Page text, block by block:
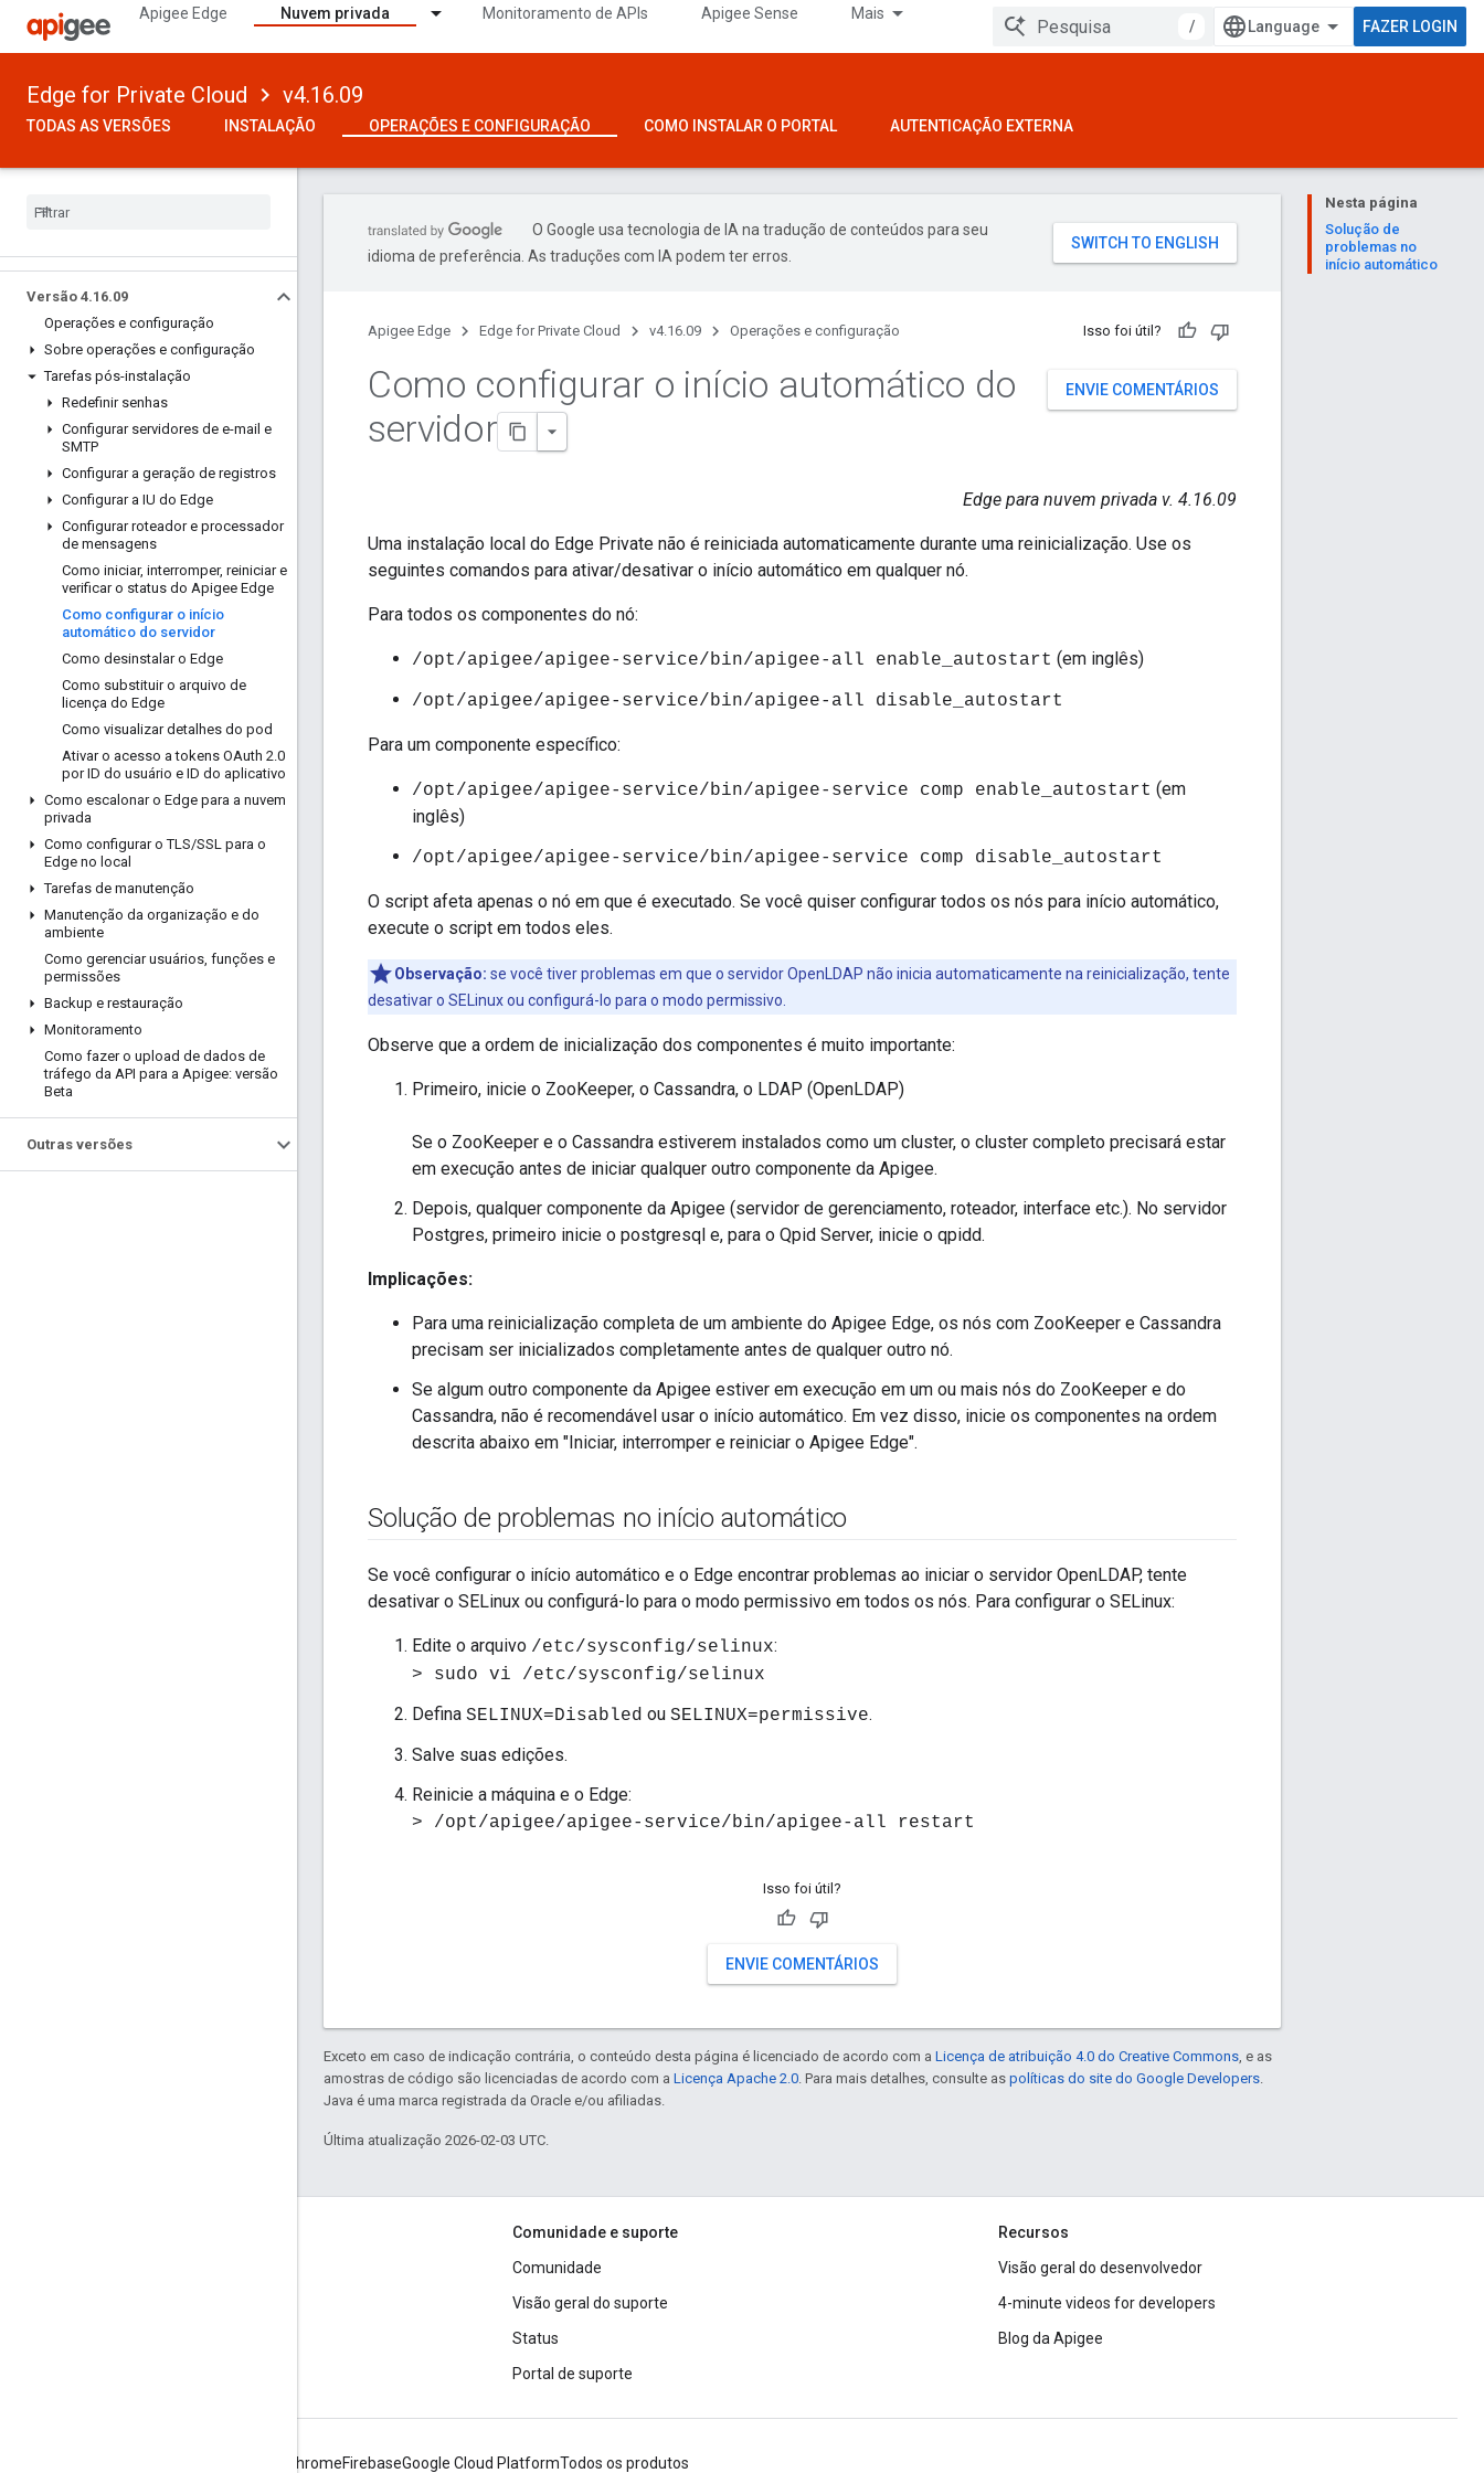
Apigee Edge Nuvem privada Monitoramento de APIs Apigee Sense Mais
/ FAZER LOGIN
Edge for Private Cloud v4.16.09
TODAS AS VERSÕES INSTALAÇÃO OPERAÇÕES E CONFIGURAÇÃO COMO INSTALAR O PORTAL AUTENTICAÇÃO EXTERNA
Versão 4.16.09
Operações e configuração
Sobre operações e configuração
Tarefas pós-instalação
Redefinir senhas
Configurar servidores de e-mail e
SMTP
Configurar a geração de registros
Configurar a IU do Edge
Configurar roteador e processador
de mensagens
Como iniciar, interromper, reiniciar e
verificar o status do Apigee Edge
Como configurar o início
automático do servidor
Como desinstalar o Edge
Como substituir o arquivo de
licença do Edge
Como visualizar detalhes do pod
Ativar o acesso a tokens OAuth 2.0
por ID do usuário e ID do aplicativo
Como escalonar o Edge para a nuvem
privada
Como configurar o TLS/SSL para o
Edge no local
Tarefas de manutenção
Manutenção da organização e do
ambiente
Como gerenciar usuários, funções e
permissões
Backup e restauração
Monitoramento
Como fazer o upload de dados de
tráfego da API para a Apigee: versão
Beta
Outras versões
Nesta página
Solução de
problemas no
início automático
O Google usa tecnologia de IA na tradução de conteúdos para seu
idioma de preferência. As traduções com IA podem ter erros.
Apigee Edge Edge for Private Cloud v4.16.09 Operações e configuração Isso foi útil?
ENVIE COMENTÁRIOS
Como configurar o início automático do
servidor
Edge para nuvem privada v. 4.16.09
Uma instalação local do Edge Private não é reiniciada automaticamente durante uma reinicialização. Use os
seguintes comandos para ativar/desativar o início automático em qualquer nó.
Para todos os componentes do nó:
/opt/apigee/apigee-service/bin/apigee-all enable_autostart (em inglês)
/opt/apigee/apigee-service/bin/apigee-all disable_autostart
Para um componente específico:
/opt/apigee/apigee-service/bin/apigee-service comp enable_autostart (em
inglês)
/opt/apigee/apigee-service/bin/apigee-service comp disable_autostart
O script afeta apenas o nó em que é executado. Se você quiser configurar todos os nós para início automático,
execute o script em todos eles.
Observação: se você tiver problemas em que o servidor OpenLDAP não inicia automaticamente na reinicialização, tente
desativar o SELinux ou configurá-lo para o modo permissivo.
Observe que a ordem de inicialização dos componentes é muito importante:
Primeiro, inicie o ZooKeeper, o Cassandra, o LDAP (OpenLDAP)
Se o ZooKeeper e o Cassandra estiverem instalados como um cluster, o cluster completo precisará estar
em execução antes de iniciar qualquer outro componente da Apigee.
Depois, qualquer componente da Apigee (servidor de gerenciamento, roteador, interface etc.). No servidor
Postgres, primeiro inicie o postgresql e, para o Qpid Server, inicie o qpidd.
Implicações:
Para uma reinicialização completa de um ambiente do Apigee Edge, os nós com ZooKeeper e Cassandra
precisam ser inicializados completamente antes de qualquer outro nó.
Se algum outro componente da Apigee estiver em execução em um ou mais nós do ZooKeeper e do
Cassandra, não é recomendável usar o início automático. Em vez disso, inicie os componentes na ordem
descrita abaixo em "Iniciar, interromper e reiniciar o Apigee Edge".
Solução de problemas no início automático
Se você configurar o início automático e o Edge encontrar problemas ao iniciar o servidor OpenLDAP, tente
desativar o SELinux ou configurá-lo para o modo permissivo em todos os nós. Para configurar o SELinux:
Edite o arquivo /etc/sysconfig/selinux:
> sudo vi /etc/sysconfig/selinux
Defina SELINUX=Disabled ou SELINUX=permissive.
Salve suas edições.
Reinicie a máquina e o Edge:
> /opt/apigee/apigee-service/bin/apigee-all restart
Isso foi útil?
ENVIE COMENTÁRIOS
Exceto em caso de indicação contrária, o conteúdo desta página é licenciado de acordo com a Licença de atribuição 4.0 do Creative Commons, e as
amostras de código são licenciadas de acordo com a Licença Apache 2.0. Para mais detalhes, consulte as políticas do site do Google Developers.
Java é uma marca registrada da Oracle e/ou afiliadas.
Última atualização 2026-02-03 UTC.
Comunidade e suporte
Comunidade
Visão geral do suporte
Status
Portal de suporte
Recursos
Visão geral do desenvolvedor
4-minute videos for developers
Blog da Apigee
ChromeFirebaseGoogle Cloud PlatformTodos os produtos